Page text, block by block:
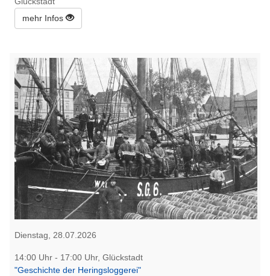
mehr Infos
Dienstag, 28.07.2026
14:00 Uhr - 17:00 Uhr, Glückstadt
"Geschichte der Heringsloggerei"